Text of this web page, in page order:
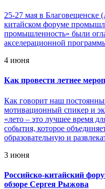
25-27 мая в Благовещенске
китайском форуме
промышленность» были
акселерационной
4 июня
Как провести летнее
Как говорит наш
мотивационный спикер и
«лето – это лучшее время
события, которое
образовательную и
3 июня
Российско-китайский
обзоре Сергея Рыжова